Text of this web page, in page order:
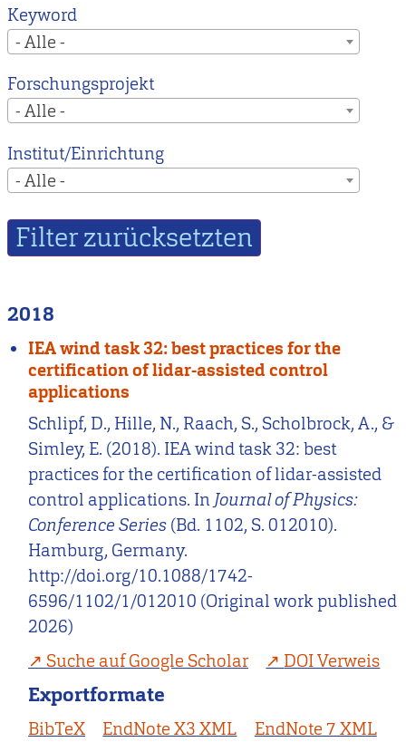
Keyword
- Alle -
Forschungsprojekt
- Alle -
Institut/Einrichtung
- Alle -
2018
IEA wind task 32: best practices for the
certification of lidar-assisted control
applications
Schlipf, D., Hille, N., Raach, S., Scholbrock, A., &
Simley, E. (2018). IEA wind task 32: best
practices for the certification of lidar-assisted
control applications. In Journal of Physics:
Conference Series (Bd. 1102, S. 012010).
Hamburg, Germany.
http://doi.org/10.1088/1742-
6596/1102/1/012010 (Original work published
2026)
Suche auf Google Scholar
DOI Verweis
Exportformate
BibTeX EndNote X3 XML
EndNote 7 XML